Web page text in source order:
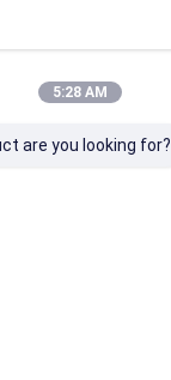
Продукты
5:28 AM
are you looking for?